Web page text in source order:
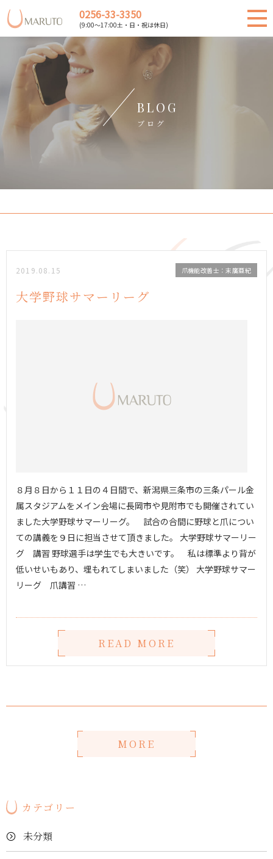
0256-33-3350
(9:00～17:00土・日・祝は休日)
BLOG
ブログ
2019.08.15 爪機能改善士：末廣亜紀
大学野球サマーリーグ
８月８日から１１日の４日間で、新潟県三条市の三条パール金
属スタジアムをメイン会場に長岡市や見附市でも開催されてい
ました大学野球サマーリーグ。 試合の合間に野球と爪につい
ての講義を９日に担当させて頂きました。 大学野球サマーリー
グ 講習 野球選手は学生でも大きいです。 私は標準より背が
低いせいもあり、埋もれてしまいました（笑） 大学野球サマー
リーグ 爪講習 …
READ MORE
MORE
カテゴリー
未分類